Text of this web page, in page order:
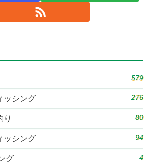
579
ッシング 276
り 80
ッシング 94
グ 4